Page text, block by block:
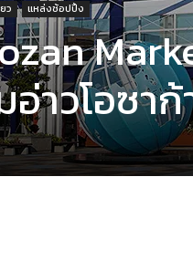
ว แหล่งช้อปปิ้ง
าวโอซาก้